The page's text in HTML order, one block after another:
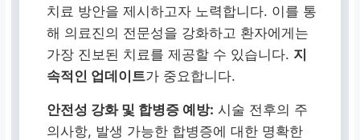
치료 방안을 제시하고자 노력합니다. 이를 통
해 의료진의 전문성을 강화하고 환자에게는
가장 진보된 치료를 제공할 수 있습니다. 지
속적인 업데이트가 중요합니다.
안전성 강화 및 합병증 예방: 시술 전후의 주
의사항, 발생 가능한 합병증에 대한 명확한